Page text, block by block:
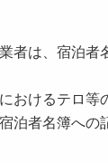
者は、宿泊者
おけるテロ等
泊者名簿への